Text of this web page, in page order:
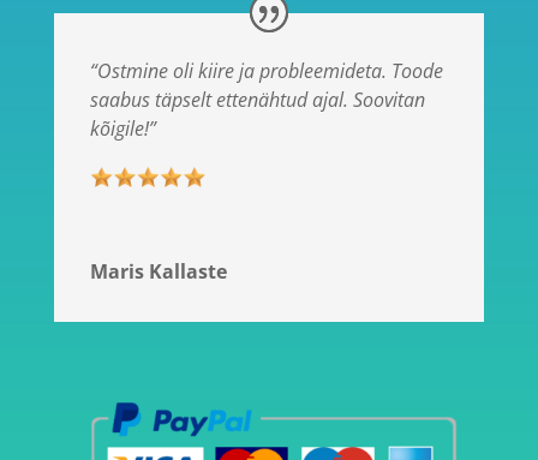
“Ostmine oli kiire ja probleemideta. Toode
saabus täpselt ettenähtud ajal. Soovitan
kõigile!”
Maris Kallaste